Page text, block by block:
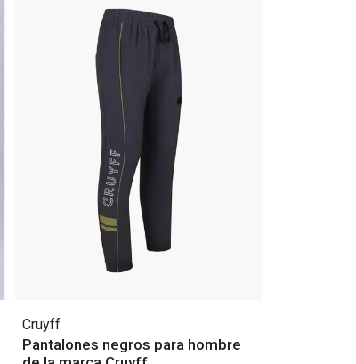
Cruyff
Pantalones negros para hombre